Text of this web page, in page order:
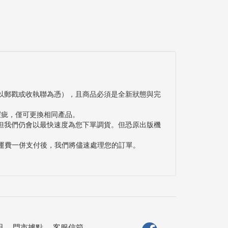
戳或收執聯為憑），且商品必須是全新狀態與完
，僅可更換相同產品。
們仍會以最快速度為您下單調貨。但恐原出版機
一併支付後，我們將儘速處理您的訂單。